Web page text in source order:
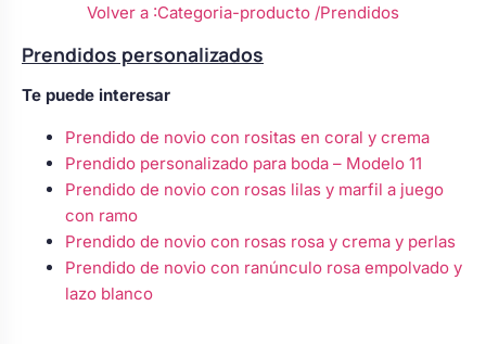
Volver a :Categoria-producto /Prendidos
Prendidos personalizados
Te puede interesar
Prendido de novio con rositas en coral y crema
Prendido personalizado para boda – Modelo 11
Prendido de novio con rosas lilas y marfil a juego
con ramo
Prendido de novio con rosas rosa y crema y perlas
Prendido de novio con ranúnculo rosa empolvado y
lazo blanco